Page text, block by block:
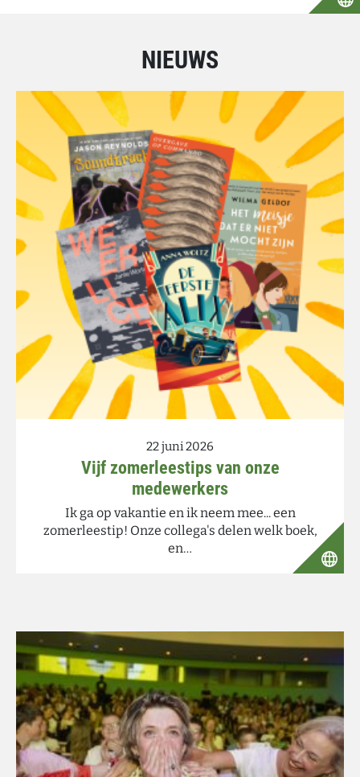
NIEUWS
22 juni 2026
Vijf zomerleestips van onze
medewerkers
Ik ga op vakantie en ik neem mee... een
zomerleestip! Onze collega's delen welk boek,
en…